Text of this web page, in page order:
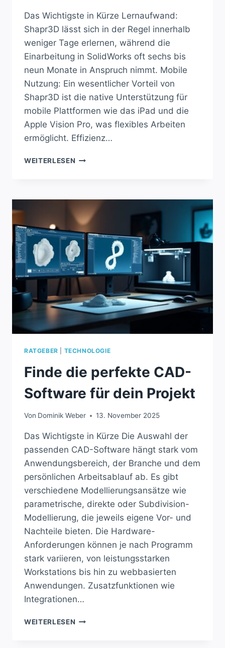
Das Wichtigste in Kürze Lernaufwand:
Shapr3D lässt sich in der Regel innerhalb
weniger Tage erlernen, während die
Einarbeitung in SolidWorks oft sechs bis
neun Monate in Anspruch nimmt. Mobile
Nutzung: Ein wesentlicher Vorteil von
Shapr3D ist die native Unterstützung für
mobile Plattformen wie das iPad und die
Apple Vision Pro, was flexibles Arbeiten
ermöglicht. Effizienz…
WEITERLESEN SHAPR3D
CAD
PASST
ZU
DIR?
RATGEBER TECHNOLOGIE
Finde die perfekte CAD-
Software für dein Projekt
Von Dominik Weber 13. November 2025
Das Wichtigste in Kürze Die Auswahl der
passenden CAD-Software hängt stark vom
Anwendungsbereich, der Branche und dem
persönlichen Arbeitsablauf ab. Es gibt
verschiedene Modellierungsansätze wie
parametrische, direkte oder Subdivision-
Modellierung, die jeweils eigene Vor- und
Nachteile bieten. Die Hardware-
Anforderungen können je nach Programm
stark variieren, von leistungsstarken
Workstations bis hin zu webbasierten
Anwendungen. Zusatzfunktionen wie
Integrationen…
WEITERLESEN FINDE